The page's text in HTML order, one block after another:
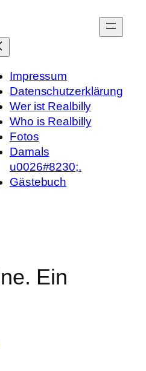
Impressum
Datenschutzerklärung
Wer ist Realbilly
Who is Realbilly
Fotos
Damals
u0026#8230;.
Gästebuch
Ein